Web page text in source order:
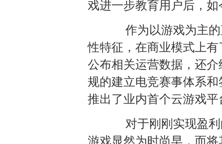
戏进一步教育用户后，
作为以游戏为主的
性特征，在商业模式上
公布相关运营数据，还
规的建立电竞赛事体系
推出了业内首个云游戏
对于刚刚实现盈利
游戏显然为时尚早，而